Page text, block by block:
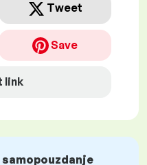
Tweet
Save
link